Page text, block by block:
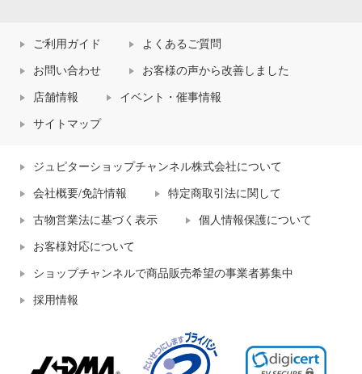
ご利用ガイド よくあるご質問
お問い合わせ お客様の声から改善しました
店舗情報 イベント・催事情報
サイトマップ
ジュピターショップチャンネル株式会社について
会社概要/免許情報 特定商取引法に関して
古物営業法に基づく表示 個人情報保護について
お客様対応について
ショップチャンネルで商品販売希望の事業者募集中
採用情報